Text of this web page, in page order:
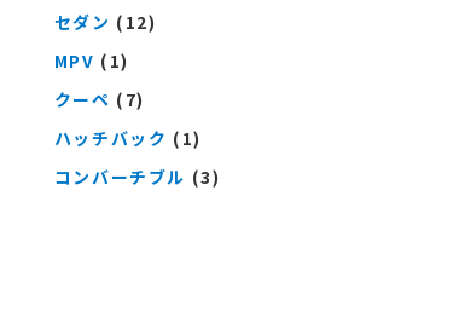
セダン (12)
MPV (1)
クーペ (7)
ハッチバック (1)
コンバーチブル (3)